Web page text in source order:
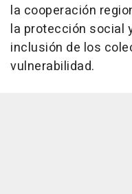
la cooperación
la protección social
inclusión de los
vulnerabilidad.